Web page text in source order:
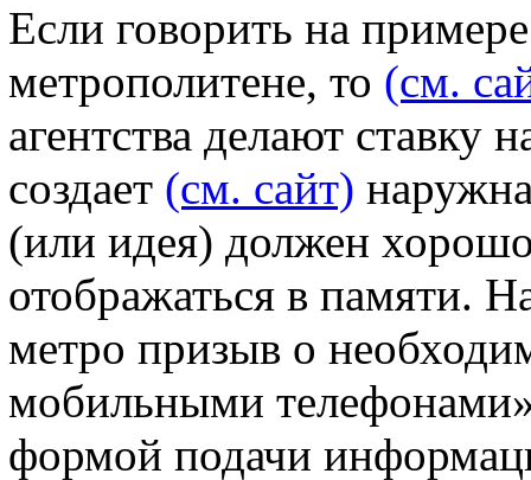
Если говорить на
метрополитене, то (см.
агентства делают ставку
создает (см. сайт)
(или идея) должен
отображаться в памяти.
метро призыв о
мобильными
формой подачи